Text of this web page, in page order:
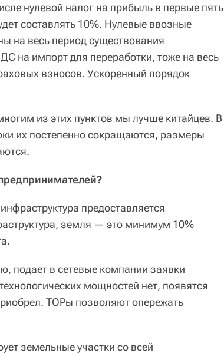
нулевой налог на прибыль в первые пять
составлять 10%. Нулевые ввозные
на весь период существования
на импорт для переработки, тоже на весь
взносов. Ускоренный порядок
из этих пунктов мы лучше китайцев. В
их постепенно сокращаются, размеры
предоставляется
земля — это минимум 10%
подает в сетевые компании заявки
мощностей нет, появятся
ТОРы позволяют опережать
земельные участки со всей